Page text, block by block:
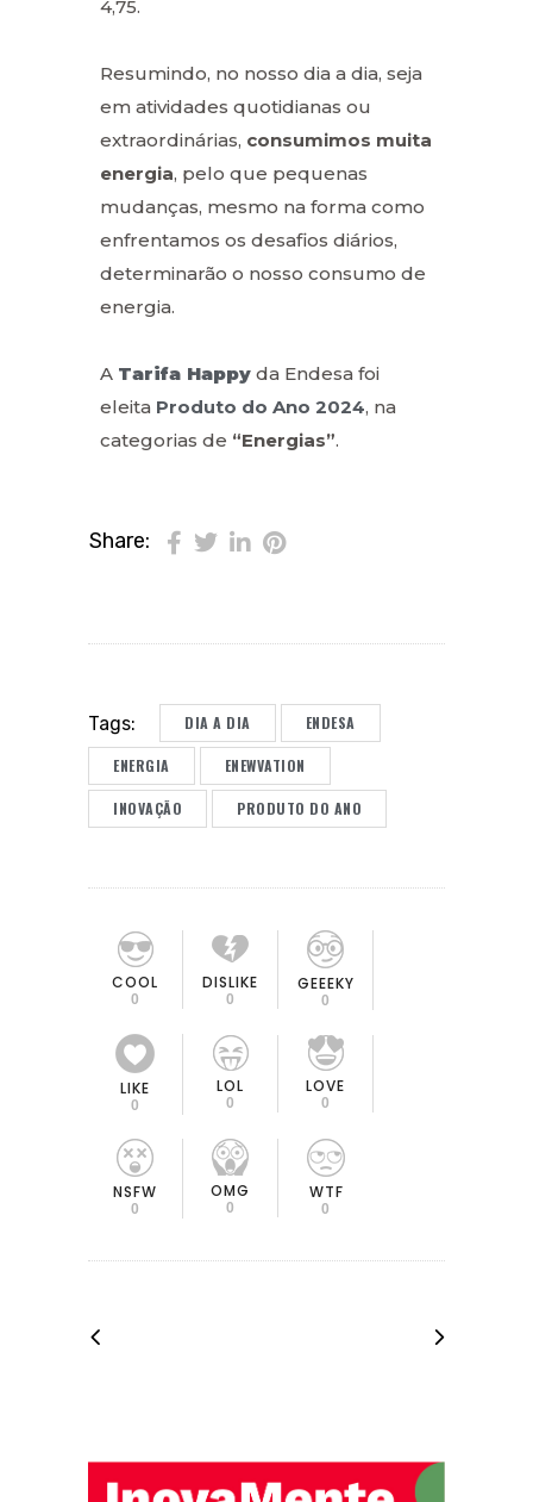
4,75.
Resumindo, no nosso dia a dia, seja
em atividades quotidianas ou
extraordinárias, consumimos muita
energia, pelo que pequenas
mudanças, mesmo na forma como
enfrentamos os desafios diários,
determinarão o nosso consumo de
energia.
A Tarifa Happy da Endesa foi
eleita Produto do Ano 2024, na
categorias de “Energias”.
Share:
Tags: DIA A DIA ENDESA
ENERGIA ENEWVATION
INOVAÇÃO PRODUTO DO ANO
COOL
0
DISLIKE
0
GEEEKY
0
LIKE
0
LOL
0
LOVE
0
NSFW
0
OMG
0
WTF
0